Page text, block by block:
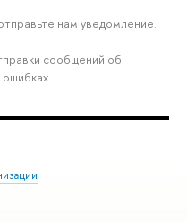
нам уведомление.
сообщений об